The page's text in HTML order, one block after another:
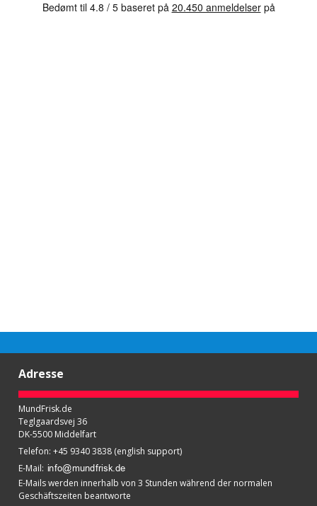
Adresse
MundFrisk.de
Teglgaardsvej 36
DK-5500 Middelfart
Telefon: +45 9340 3838 (english support)
E-Mail:
E-Mails werden innerhalb von 3 Stunden während der normalen
Geschäftszeiten beantworte